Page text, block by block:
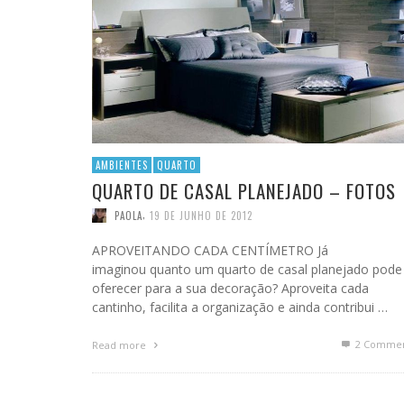
AMBIENTES QUARTO
QUARTO DE CASAL PLANEJADO – FOTOS
PAOLA 19 DE JUNHO DE 2012
APROVEITANDO CADA CENTÍMETRO Já
imaginou quanto um quarto de casal planejado pode
oferecer para a sua decoração? Aproveita cada
cantinho, facilita a organização e ainda contribui …
Read more 2